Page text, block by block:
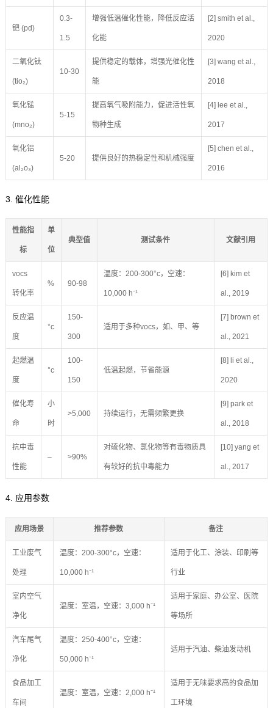
钯 (pd)
0.3-
1.5
增强低温催化性能，降低反应活
化能
[2] smith et al.,
2020
二氧化钛
(tio₂)
10-30
提供稳定的载体，增强光催化性
能
[3] wang et al.,
2018
氧化锰
(mno₂)
5-15
提高氧气吸附能力，促进活性氧
物种生成
[4] lee et al.,
2017
氧化铝
(al₂o₃)
5-20 提供良好的热稳定性和机械强度
[5] chen et al.,
2016
3. 催化性能
性能指
标
单
位
典型值 测试条件 文献引用
vocs
转化率
% 90-98
温度：200-300°c，空速：
10,000 h⁻¹
[6] kim et
al., 2019
反应温
度
°c
150-
300
适用于多种vocs，如、甲、等
[7] brown et
al., 2021
起燃温
度
°c
100-
150
低温起燃，节省能源
[8] li et al.,
2020
催化寿
命
小
时
>5,000 持续运行，无需频繁更换
[9] park et
al., 2018
抗中毒
性能
– >90%
对硫化物、氯化物等有毒物质具
有较好的抗中毒能力
[10] yang et
al., 2017
4. 应用参数
应用场景 推荐参数 备注
工业废气
处理
温度：200-300°c，空速：
10,000 h⁻¹
适用于化工、涂装、印刷等
行业
室内空气
净化
温度：室温，空速：3,000 h⁻¹
适用于家庭、办公室、医院
等场所
汽车尾气
净化
温度：250-400°c，空速：
50,000 h⁻¹
适用于汽油、柴油发动机
食品加工
车间
温度：室温，空速：2,000 h⁻¹
适用于无味要求高的食品加
工环境